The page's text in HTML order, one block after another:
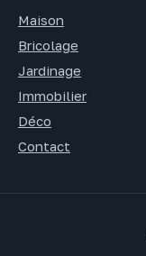
Maison
Bricolage
Jardinage
Immobilier
Déco
Contact